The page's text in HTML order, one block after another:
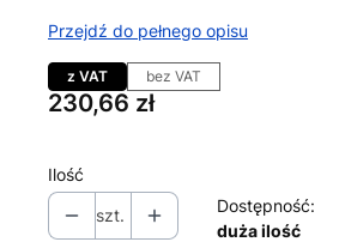
Przejdź do pełnego opisu
z VAT bez VAT
Cena
230,66 zł
Ilość
szt.
Dostępność:
duża ilość